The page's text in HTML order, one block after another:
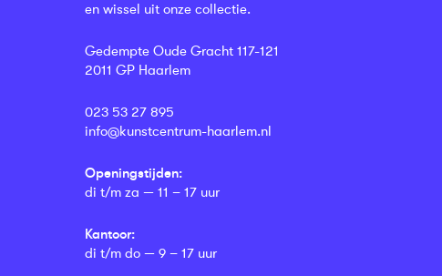
en wissel uit onze collectie.
Gedempte Oude Gracht 117-121
2011 GP Haarlem
023 53 27 895
info@kunstcentrum-haarlem.nl
Openingstijden:
di t/m za — 11 – 17 uur
Kantoor:
di t/m do — 9 – 17 uur